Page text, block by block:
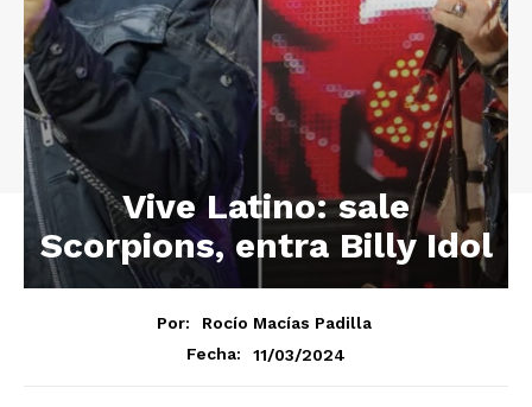
Vive Latino: sale
Scorpions, entra Billy Idol
Por:
Rocío Macías Padilla
Fecha:
11/03/2024